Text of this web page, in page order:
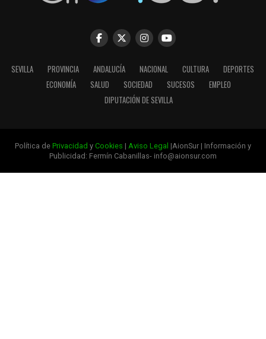
SEVILLA PROVINCIA ANDALUCÍA NACIONAL CULTURA
DEPORTES
ECONOMÍA
SALUD SOCIEDAD SUCESOS
EMPLEO
DIPUTACIÓN DE SEVILLA
Política de Privacidad y Cookies | Aviso Legal |AionSur | Información y
Publicidad: Fermín Cabanillas- info@aionsur.com